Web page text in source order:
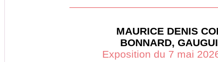
MAURICE DENIS
BONNARD,
Exposition du 7 mai